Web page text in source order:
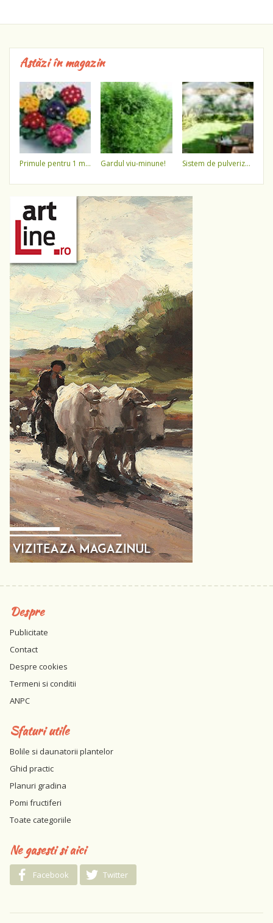
Astăzi în magazin
primule pentru 1 martie 3,5 lei / ghiveci !!!! gardul viu-minune! sistem de pulverizare a apei
Despre
Publicitate
Contact
Despre cookies
Termeni si conditii
ANPC
Sfaturi utile
Bolile si daunatorii plantelor
Ghid practic
Planuri gradina
Pomi fructiferi
Toate categoriile
Ne gasesti si aici
Facebook Twitter